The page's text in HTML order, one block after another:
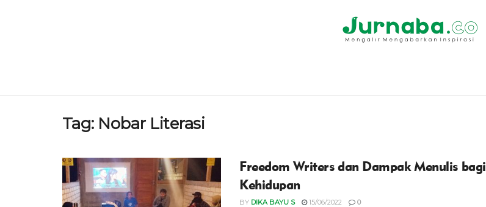
Tag: Nobar Literasi
Freedom Writers dan Dampak Menulis bagi
Kehidupan
BY DIKA BAYU S 15/06/2022 0